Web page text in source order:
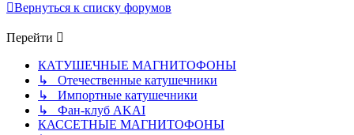
Вернуться к списку форумов
Перейти
КАТУШЕЧНЫЕ МАГНИТОФОНЫ
↳ Отечественные катушечники
↳ Импортные катушечники
↳ Фан-клуб AKAI
КАССЕТНЫЕ МАГНИТОФОНЫ